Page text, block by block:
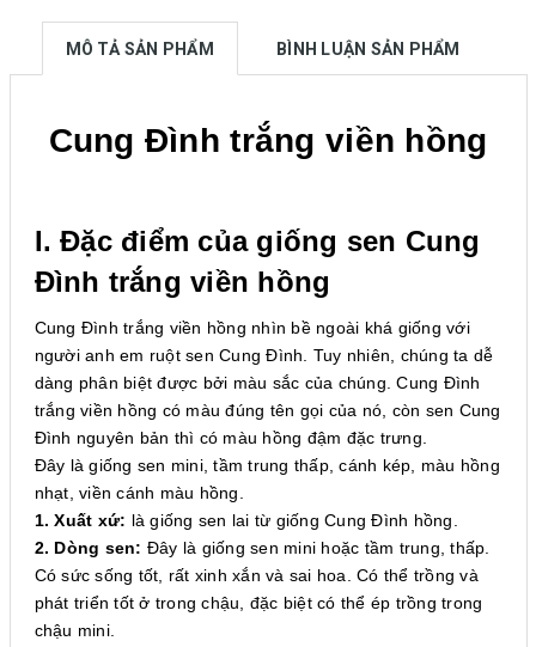
MÔ TẢ SẢN PHẨM BÌNH LUẬN SẢN PHẨM
Cung Đình trắng viền hồng
I. Đặc điểm của giống sen Cung
Đình trắng viền hồng
Cung Đình trắng viền hồng nhìn bề ngoài khá giống với
người anh em ruột sen Cung Đình. Tuy nhiên, chúng ta dễ
dàng phân biệt được bởi màu sắc của chúng. Cung Đình
trắng viền hồng có màu đúng tên gọi của nó, còn sen Cung
Đình nguyên bản thì có màu hồng đậm đặc trưng.
Đây là giống sen mini, tầm trung thấp, cánh kép, màu hồng
nhạt, viền cánh màu hồng.
1. Xuất xứ: là giống sen lai từ giống Cung Đình hồng.
2. Dòng sen: Đây là giống sen mini hoặc tầm trung, thấp.
Có sức sống tốt, rất xinh xắn và sai hoa. Có thể trồng và
phát triển tốt ở trong chậu, đặc biệt có thể ép trồng trong
chậu mini.